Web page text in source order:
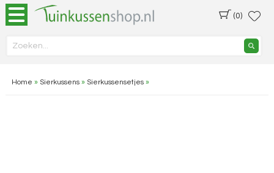
(0)
Home » Sierkussens» Sierkussensetjes»